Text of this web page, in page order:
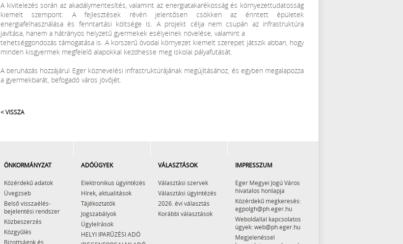
A kivitelezés során az akadálymentesítés, valamint az energiatakarékosság és környezettudatosság
kiemelt szempont. A fejlesztések révén jelentősen csökken az érintett épületek
energiafelhasználása és fenntartási költsége is. A projekt célja nem csupán az infrastruktúra
javítása, hanem a hátrányos helyzetű gyermekek esélyeinek növelése, valamint a
tehetséggondozás támogatása is. A korszerű óvodai környezet kiemelt szerepet játszik abban, hogy
minden kisgyermek megfelelő alapokkal kezdhesse meg iskolai pályafutását.
A beruházás hozzájárul Eger köznevelési infrastruktúrájának megújításához, és egyben megalapozza
a gyermekbarát, befogadó város jövőjét.
< VISSZA
ÖNKORMÁNYZAT
Közérdekű adatok
Üvegzseb
Belső visszaélés-
bejelentési rendszer
Közbeszerzés
Közgyűlés
Bizottságok és
ADÓÜGYEK
Elektronikus ügyintézés
Hírek, aktualitások
Tájékoztatók
Jogszabályok
Ügyleírások
HELYI IPARŰZÉSI ADÓ
VÁLASZTÁSOK
Választási szervek
Választási ügyintézés
2026. évi választás
Korábbi választások
IMPRESSZUM
Eger Megyei Jogú Város
hivatalos honlapja
Közérdekű megkeresés:
egpolgh@ph.eger.hu
Weboldallal kapcsolatos
ügyek: web@ph.eger.hu
Megjelenéssel